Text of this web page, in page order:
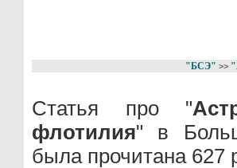
"БСЭ" >>
Статья про "
флотилия" в
была прочитана 627